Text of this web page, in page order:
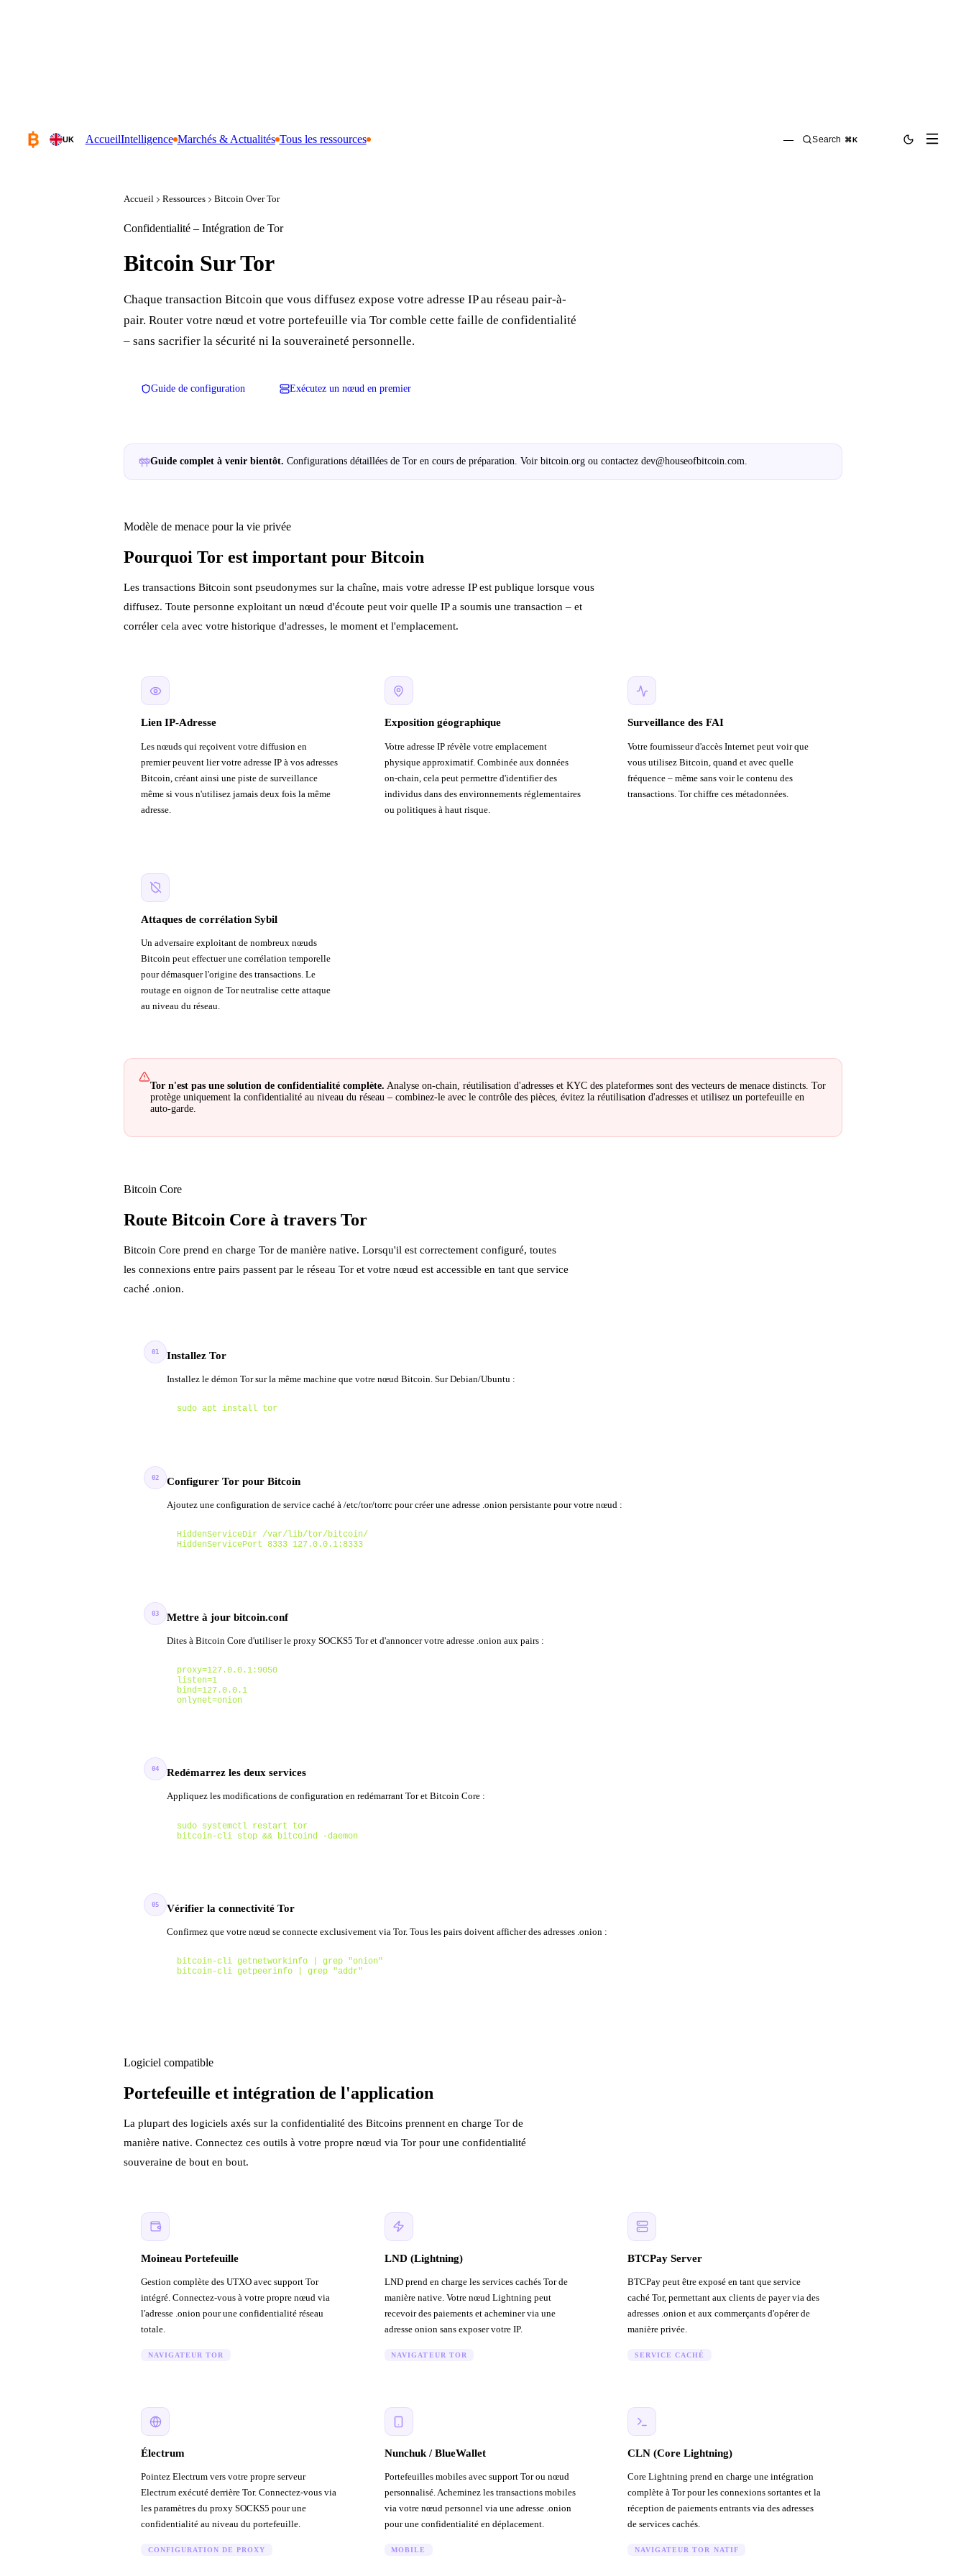
UK AccueilIntelligence Marchés & Actualités Tous les ressources — Search ⌘K
Accueil Ressources Bitcoin Over Tor
Confidentialité – Intégration de Tor
Bitcoin Sur Tor
Chaque transaction Bitcoin que vous diffusez expose votre adresse IP au réseau pair-à-
pair. Router votre nœud et votre portefeuille via Tor comble cette faille de confidentialité
– sans sacrifier la sécurité ni la souveraineté personnelle.
Guide de configuration Exécutez un nœud en premier
Guide complet à venir bientôt. Configurations détaillées de Tor en cours de préparation. Voir bitcoin.org ou contactez dev@houseofbitcoin.com.
Modèle de menace pour la vie privée
Pourquoi Tor est important pour Bitcoin
Les transactions Bitcoin sont pseudonymes sur la chaîne, mais votre adresse IP est publique lorsque vous
diffusez. Toute personne exploitant un nœud d'écoute peut voir quelle IP a soumis une transaction – et
corréler cela avec votre historique d'adresses, le moment et l'emplacement.
Lien IP-Adresse
Les nœuds qui reçoivent votre diffusion en
premier peuvent lier votre adresse IP à vos adresses
Bitcoin, créant ainsi une piste de surveillance
même si vous n'utilisez jamais deux fois la même
adresse.
Exposition géographique
Votre adresse IP révèle votre emplacement
physique approximatif. Combinée aux données
on-chain, cela peut permettre d'identifier des
individus dans des environnements réglementaires
ou politiques à haut risque.
Surveillance des FAI
Votre fournisseur d'accès Internet peut voir que
vous utilisez Bitcoin, quand et avec quelle
fréquence – même sans voir le contenu des
transactions. Tor chiffre ces métadonnées.
Attaques de corrélation Sybil
Un adversaire exploitant de nombreux nœuds
Bitcoin peut effectuer une corrélation temporelle
pour démasquer l'origine des transactions. Le
routage en oignon de Tor neutralise cette attaque
au niveau du réseau.
Tor n'est pas une solution de confidentialité complète. Analyse on-chain, réutilisation d'adresses et KYC des plateformes sont des vecteurs de menace distincts. Tor
protège uniquement la confidentialité au niveau du réseau – combinez-le avec le contrôle des pièces, évitez la réutilisation d'adresses et utilisez un portefeuille en
auto-garde.
Bitcoin Core
Route Bitcoin Core à travers Tor
Bitcoin Core prend en charge Tor de manière native. Lorsqu'il est correctement configuré, toutes
les connexions entre pairs passent par le réseau Tor et votre nœud est accessible en tant que service
caché .onion.
01 Installez Tor
Installez le démon Tor sur la même machine que votre nœud Bitcoin. Sur Debian/Ubuntu :
sudo apt install tor
02 Configurer Tor pour Bitcoin
Ajoutez une configuration de service caché à /etc/tor/torrc pour créer une adresse .onion persistante pour votre nœud :
HiddenServiceDir /var/lib/tor/bitcoin/
HiddenServicePort 8333 127.0.0.1:8333
03 Mettre à jour bitcoin.conf
Dites à Bitcoin Core d'utiliser le proxy SOCKS5 Tor et d'annoncer votre adresse .onion aux pairs :
proxy=127.0.0.1:9050
listen=1
bind=127.0.0.1
onlynet=onion
04 Redémarrez les deux services
Appliquez les modifications de configuration en redémarrant Tor et Bitcoin Core :
sudo systemctl restart tor
bitcoin-cli stop && bitcoind -daemon
05 Vérifier la connectivité Tor
Confirmez que votre nœud se connecte exclusivement via Tor. Tous les pairs doivent afficher des adresses .onion :
bitcoin-cli getnetworkinfo | grep "onion"
bitcoin-cli getpeerinfo | grep "addr"
Logiciel compatible
Portefeuille et intégration de l'application
La plupart des logiciels axés sur la confidentialité des Bitcoins prennent en charge Tor de
manière native. Connectez ces outils à votre propre nœud via Tor pour une confidentialité
souveraine de bout en bout.
Moineau Portefeuille
Gestion complète des UTXO avec support Tor
intégré. Connectez-vous à votre propre nœud via
l'adresse .onion pour une confidentialité réseau
totale.
NAVIGATEUR TOR
LND (Lightning)
LND prend en charge les services cachés Tor de
manière native. Votre nœud Lightning peut
recevoir des paiements et acheminer via une
adresse onion sans exposer votre IP.
NAVIGATEUR TOR
BTCPay Server
BTCPay peut être exposé en tant que service
caché Tor, permettant aux clients de payer via des
adresses .onion et aux commerçants d'opérer de
manière privée.
SERVICE CACHÉ
Électrum
Pointez Electrum vers votre propre serveur
Electrum exécuté derrière Tor. Connectez-vous via
les paramètres du proxy SOCKS5 pour une
confidentialité au niveau du portefeuille.
CONFIGURATION DE PROXY
Nunchuk / BlueWallet
Portefeuilles mobiles avec support Tor ou nœud
personnalisé. Acheminez les transactions mobiles
via votre nœud personnel via une adresse .onion
pour une confidentialité en déplacement.
MOBILE
CLN (Core Lightning)
Core Lightning prend en charge une intégration
complète à Tor pour les connexions sortantes et la
réception de paiements entrants via des adresses
de services cachés.
NAVIGATEUR TOR NATIF